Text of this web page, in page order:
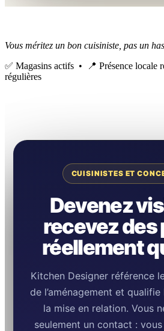
Vous méritez un bon cuisiniste, pas un
✅ Magasins actifs • 📍 Présence locale
régulières
CUISINISTES ET
Devenez
recevez des
réellement
Kitchen Designer référence
de l’aménagement et
la mise en relation. Vous
seulement un contact :